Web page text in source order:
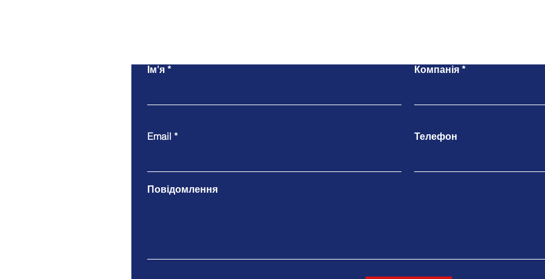
Ім'я Компанія
Email Телефон
Повідомлення